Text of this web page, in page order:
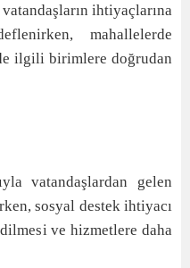
ihtiyaçlarına
mahallelerde
ilgili birimlere doğrudan
vatandaşlardan gelen
sosyal destek ihtiyacı
ve hizmetlere daha